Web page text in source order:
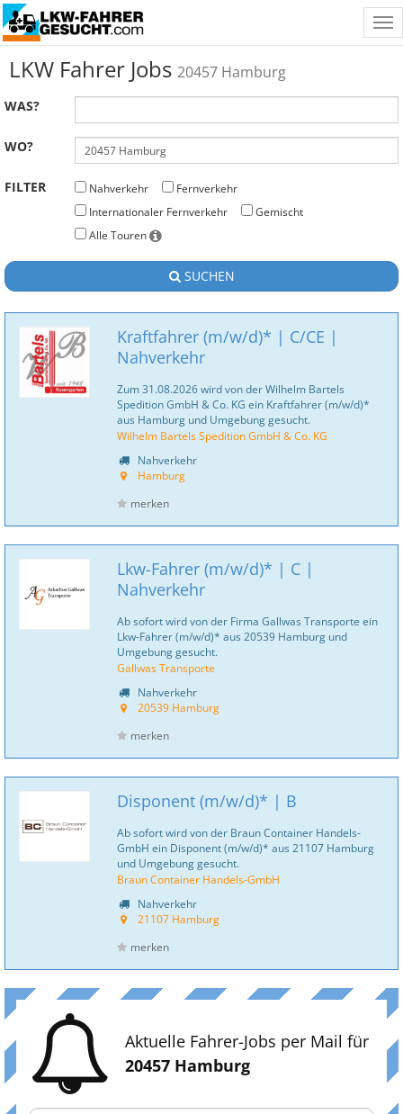
LKW Fahrer Jobs 20457 Hamburg
WAS?
WO?
FILTER Nahverkehr
Fernverkehr
Internationaler Fernverkehr
Gemischt
Alle Touren
SUCHEN
Kraftfahrer (m/w/d)* | C/CE |
Nahverkehr
Zum 31.08.2026 wird von der Wilhelm Bartels
Spedition GmbH & Co. KG ein Kraftfahrer (m/w/d)*
aus Hamburg und Umgebung gesucht.
Wilhelm Bartels Spedition GmbH & Co. KG
Nahverkehr
Hamburg
merken
Lkw-Fahrer (m/w/d)* | C |
Nahverkehr
Ab sofort wird von der Firma Gallwas Transporte ein
Lkw-Fahrer (m/w/d)* aus 20539 Hamburg und
Umgebung gesucht.
Gallwas Transporte
Nahverkehr
20539 Hamburg
merken
Disponent (m/w/d)* | B
Ab sofort wird von der Braun Container Handels-
GmbH ein Disponent (m/w/d)* aus 21107 Hamburg
und Umgebung gesucht.
Braun Container Handels-GmbH
Nahverkehr
21107 Hamburg
merken
Aktuelle Fahrer-Jobs per Mail für
20457 Hamburg